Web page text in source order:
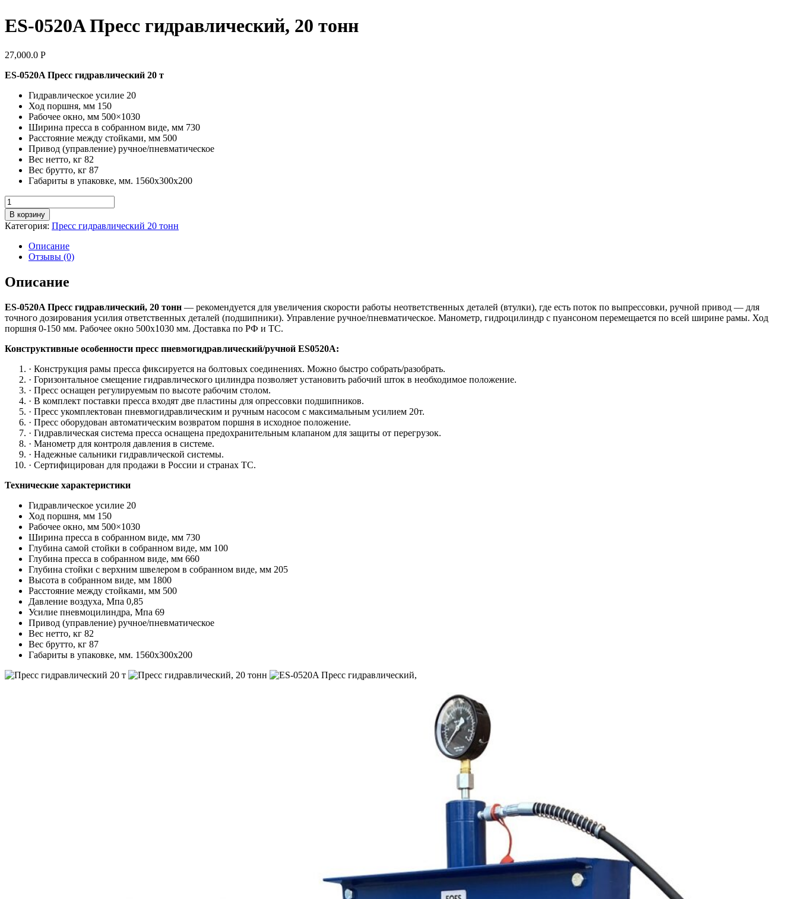
ES-0520A Пресс гидравлический, 20 тонн
27,000.0 Р
ES-0520A Пресс гидравлический 20 т
Гидравлическое усилие 20
Ход поршня, мм 150
Рабочее окно, мм 500×1030
Ширина пресса в собранном виде, мм 730
Расстояние между стойками, мм 500
Привод (управление) ручное/пневматическое
Вес нетто, кг 82
Вес брутто, кг 87
Габариты в упаковке, мм. 1560х300х200
Количество
товара
ES-
0520A
Пресс
гидравлический,
тонн
В корзину
Категория: Пресс гидравлический 20 тонн
Описание
Отзывы (0)
Описание
ES-0520A Пресс гидравлический, 20 тонн — рекомендуется для увеличения скорости работы неответственных деталей (втулки), где есть поток по выпрессовки, ручной привод — для
точного дозирования усилия ответственных деталей (подшипники). Управление ручное/пневматическое. Манометр, гидроцилиндр с пуансоном перемещается по всей ширине рамы. Ход
поршня 0-150 мм. Рабочее окно 500х1030 мм. Доставка по РФ и ТС.
Конструктивные особенности пресс пневмогидравлический/ручной ES0520A:
· Конструкция рамы пресса фиксируется на болтовых соединениях. Можно быстро собрать/разобрать.
· Горизонтальное смещение гидравлического цилиндра позволяет установить рабочий шток в необходимое положение.
· Пресс оснащен регулируемым по высоте рабочим столом.
· В комплект поставки пресса входят две пластины для опрессовки подшипников.
· Пресс укомплектован пневмогидравлическим и ручным насосом с максимальным усилием 20т.
· Пресс оборудован автоматическим возвратом поршня в исходное положение.
· Гидравлическая система пресса оснащена предохранительным клапаном для защиты от перегрузок.
· Манометр для контроля давления в системе.
· Надежные сальники гидравлической системы.
· Сертифицирован для продажи в России и странах ТС.
Технические характеристики
Гидравлическое усилие 20
Ход поршня, мм 150
Рабочее окно, мм 500×1030
Ширина пресса в собранном виде, мм 730
Глубина самой стойки в собранном виде, мм 100
Глубина пресса в собранном виде, мм 660
Глубина стойки с верхним швелером в собранном виде, мм 205
Высота в собранном виде, мм 1800
Расстояние между стойками, мм 500
Давление воздуха, Мпа 0,85
Усилие пневмоцилиндра, Мпа 69
Привод (управление) ручное/пневматическое
Вес нетто, кг 82
Вес брутто, кг 87
Габариты в упаковке, мм. 1560х300х200